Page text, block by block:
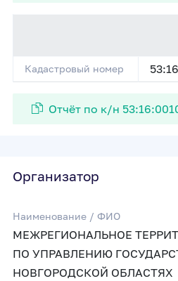
Кадастровый номер
Отчёт по к/н
Организатор
Наименование / ФИО
МЕЖРЕГИОНАЛЬНОЕ
ПО УПРАВЛЕНИЮ
НОВГОРОДСКОЙ ОБЛАСТЯХ